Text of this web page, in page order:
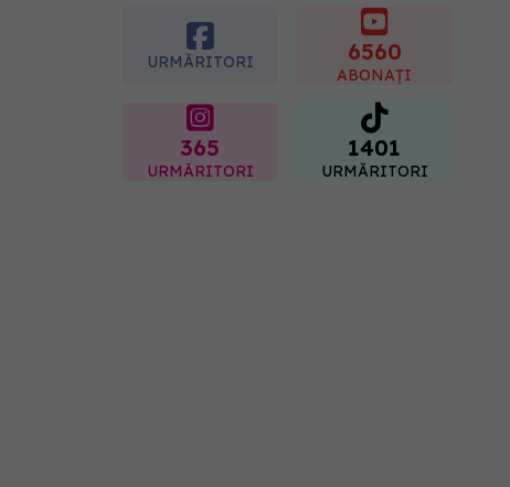
doar vârsta. Ce spun
07.08.2026, 10:02
URMĂRITORI 6560
ABONAȚI
365
URMĂRITORI
1401
URMĂRITORI